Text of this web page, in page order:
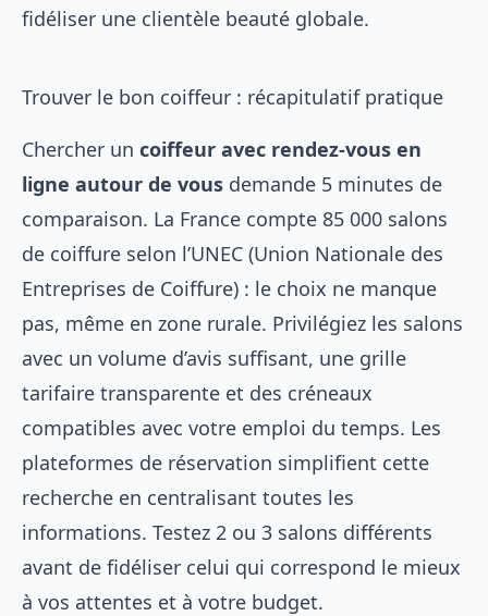
fidéliser une clientèle beauté globale.
Trouver le bon coiffeur : récapitulatif pratique
Chercher un coiffeur avec rendez-vous en
ligne autour de vous demande 5 minutes de
comparaison. La France compte 85 000 salons
de coiffure selon l’UNEC (Union Nationale des
Entreprises de Coiffure) : le choix ne manque
pas, même en zone rurale. Privilégiez les salons
avec un volume d’avis suffisant, une grille
tarifaire transparente et des créneaux
compatibles avec votre emploi du temps. Les
plateformes de réservation simplifient cette
recherche en centralisant toutes les
informations. Testez 2 ou 3 salons différents
avant de fidéliser celui qui correspond le mieux
à vos attentes et à votre budget.